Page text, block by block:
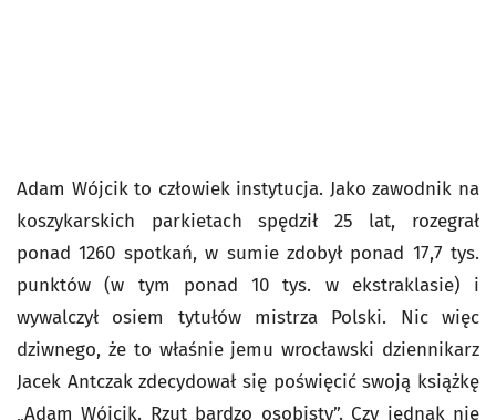
Adam Wójcik to człowiek instytucja. Jako zawodnik na
koszykarskich parkietach spędził 25 lat, rozegrał
ponad 1260 spotkań, w sumie zdobył ponad 17,7 tys.
punktów (w tym ponad 10 tys. w ekstraklasie) i
wywalczył osiem tytułów mistrza Polski. Nic więc
dziwnego, że to właśnie jemu wrocławski dziennikarz
Jacek Antczak zdecydował się poświęcić swoją książkę
„Adam Wójcik. Rzut bardzo osobisty”. Czy jednak nie